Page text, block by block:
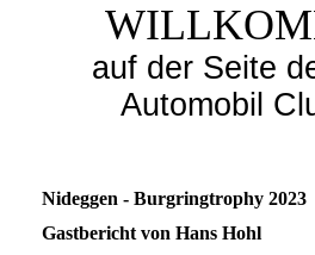
auf der Seite
Automobil
Nideggen - Burgringtrophy 2023
Gastbericht von Hans Hohl